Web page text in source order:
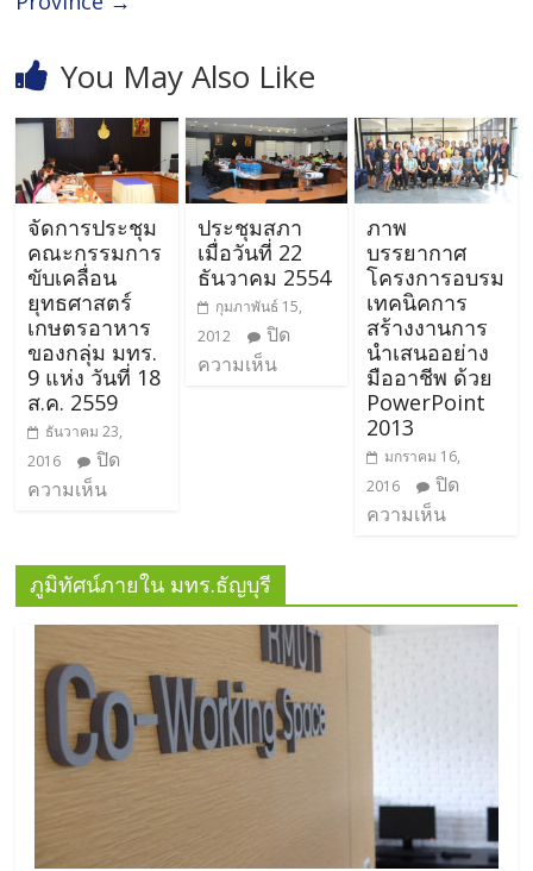
You May Also Like
จัดการประชุม
คณะกรรมการ
ขับเคลื่อน
ยุทธศาสตร์
เกษตรอาหาร
ของกลุ่ม มทร.
9 แห่ง วันที่ 18
ส.ค. 2559
ธันวาคม 23,
2016
ปิด
ความเห็น
ประชุมสภา
เมื่อวันที่ 22
ธันวาคม 2554
กุมภาพันธ์ 15,
2012
ปิด
ความเห็น
ภาพ
บรรยากาศ
โครงการอบรม
เทคนิคการ
สร้างงานการ
นำเสนออย่าง
มืออาชีพ ด้วย
PowerPoint
2013
มกราคม 16,
2016
ปิด
ความเห็น
ภูมิทัศน์ภายใน มทร.ธัญบุรี